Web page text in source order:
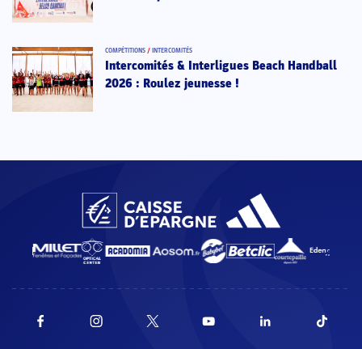
COMPÉTITIONS / INTERCOMITÉS
Intercomités & Interligues Beach Handball
2026 : Roulez jeunesse !